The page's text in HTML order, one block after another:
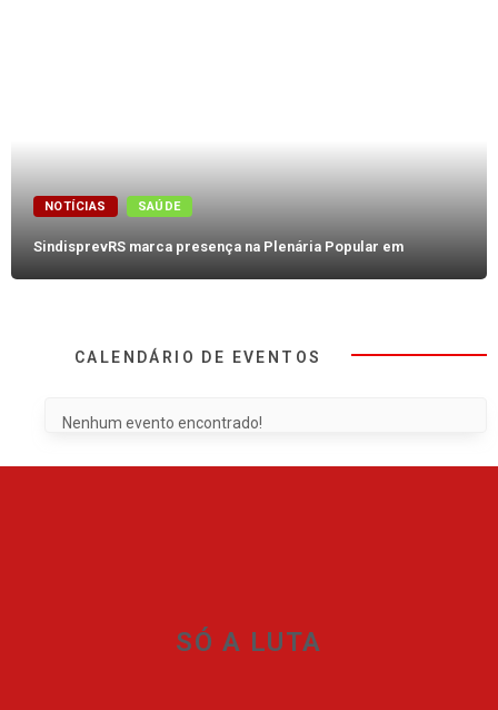
NOTÍCIAS SAÚDE
SindisprevRS marca presença na Plenária Popular em
CALENDÁRIO DE EVENTOS
Nenhum evento encontrado!
SÓ A LUTA